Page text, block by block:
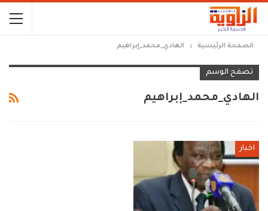
الصفحة الرئيسية الهادي_محمد_إبراهيم
تصفح الوسم
الهادي_محمد_إبراهيم
اخبار